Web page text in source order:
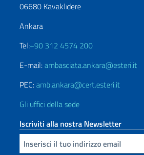
06680 Kavaklıdere
Ankara
Tel:+90 312 4574 200
E-mail:ambasciata.ankara@esteri.it
PEC:amb.ankara@cert.esteri.it
Gli uffici della sede
Iscriviti alla nostra Newsletter
Inserisci la tua email